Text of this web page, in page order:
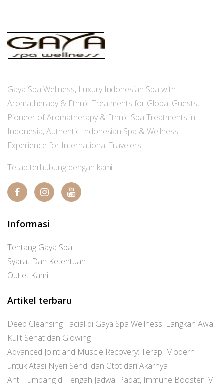
Gaya Spa Wellness, Luxury Indonesian Spa with
Aromatherapy & Ethnic Treatments for Global Guests,
Pioneer of Aromatherapy & Ethnic Spa Treatments in
Indonesia, Authentic Indonesian Spa & Wellness
Experience for International Travelers
Tetap terhubung dengan kami:
Informasi
Tentang Gaya Spa
Syarat Dan Ketentuan
Outlet Kami
Artikel terbaru
Deep Cleansing Facial di Gaya Spa Wellness: Langkah Awal
Kulit Sehat dan Glowing
Advanced Joint and Muscle Recovery: Terapi Modern
untuk Atasi Nyeri Sendi dan Otot dari Akarnya
Anti Tumbang di Tengah Jadwal Padat, Immune Booster IV